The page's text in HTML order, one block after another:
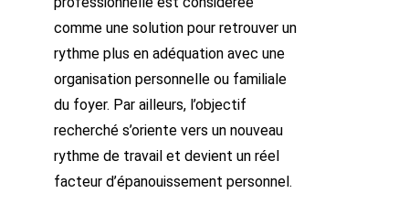
comme une solution pour retrouver un
rythme plus en adéquation avec une
organisation personnelle ou familiale
du foyer. Par ailleurs, l’objectif
recherché s’oriente vers un nouveau
rythme de travail et devient un réel
facteur d’épanouissement personnel.